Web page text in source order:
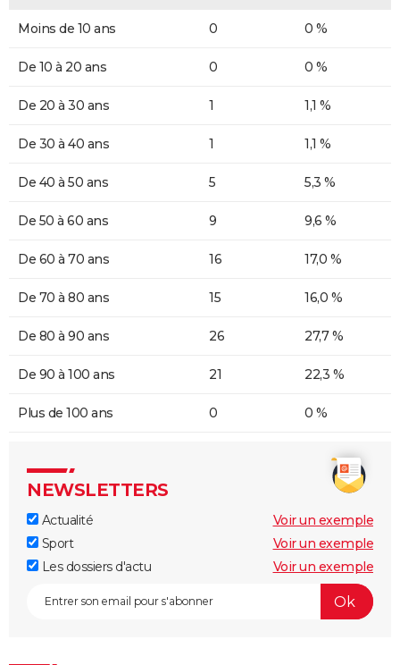
Moins de 10 ans 0 0 %
De 10 à 20 ans 0 0 %
De 20 à 30 ans 1 1,1 %
De 30 à 40 ans 1 1,1 %
De 40 à 50 ans 5 5,3 %
De 50 à 60 ans 9 9,6 %
De 60 à 70 ans 16 17,0 %
De 70 à 80 ans 15 16,0 %
De 80 à 90 ans 26 27,7 %
De 90 à 100 ans 21 22,3 %
Plus de 100 ans 0 0 %
NEWSLETTERS
Actualité
Voir un exemple
Sport
Voir un exemple
Les dossiers d'actu
Voir un exemple